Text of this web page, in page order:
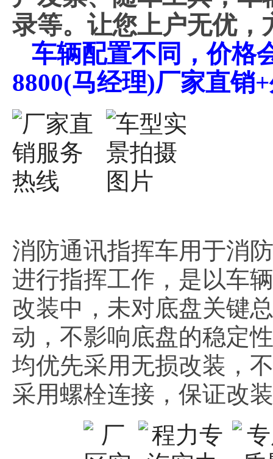
录等。让您上户无优，
车辆配置不同，价格
8800(马经理)厂家直销
消防通讯指挥车用于消
进行指挥工作，是以车
改装中，未对底盘关键
动，不影响底盘的稳定
均优先采用无损改装，
采用螺栓连接，保证改